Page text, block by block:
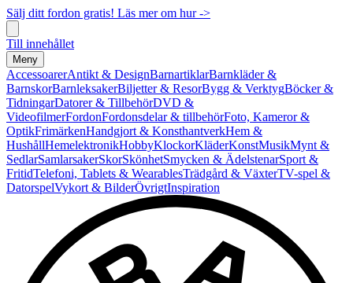
Sälj ditt fordon gratis! Läs mer om hur ->
Till innehållet
Meny
AccessoarerAntikt & DesignBarnartiklarBarnkläder &
BarnskorBarnleksakerBiljetter & ResorBygg & VerktygBöcker &
TidningarDatorer & TillbehörDVD &
VideofilmerFordonFordonsdelar & tillbehörFoto, Kameror &
OptikFrimärkenHandgjort & KonsthantverkHem &
HushållHemelektronikHobbyKlockorKläderKonstMusikMynt &
SedlarSamlarsakerSkorSkönhetSmycken & ÄdelstenarSport &
FritidTelefoni, Tablets & WearablesTrädgård & VäxterTV-spel &
DatorspelVykort & BilderÖvrigtInspiration